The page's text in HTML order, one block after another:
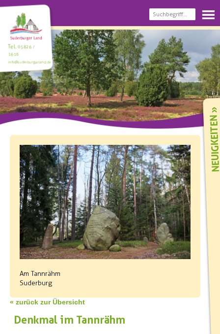
Tel.05826 /
1616
info@suderburgerland.de
Am Tannrähm
Suderburg
« zurück zur Übersicht
Denkmal im Tannrähm